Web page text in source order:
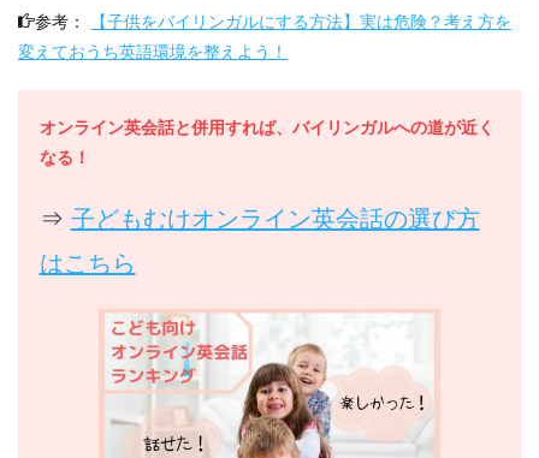
参考：
【子供をバイリンガルにする方法】実は危険？考え方を
変えておうち英語環境を整えよう！
オンライン英会話と併用すれば、バイリンガルへの道が近く
なる！
⇒ 子どもむけオンライン英会話の選び方
はこちら